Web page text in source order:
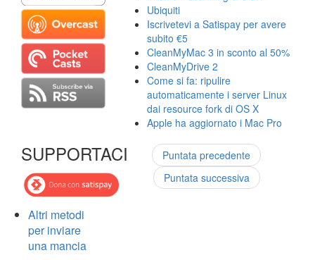
SUPPORTACI
Altri metodi
per inviare
una mancia
Ubiquiti
Iscrivetevi a Satispay per avere
subito €5
CleanMyMac 3 in sconto al 50%
CleanMyDrive 2
Come si fa: ripulire
automaticamente i server Linux
dai resource fork di OS X
Apple ha aggiornato i Mac Pro
Puntata precedente
Puntata successiva